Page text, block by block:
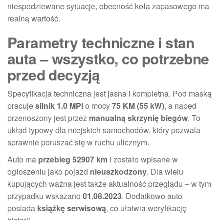
niespodziewane sytuacje, obecność koła zapasowego ma
realną wartość.
Parametry techniczne i stan
auta – wszystko, co potrzebne
przed decyzją
Specyfikacja techniczna jest jasna i kompletna. Pod maską
pracujesilnik 1.0 MPIo mocy75 KM (55 kW), a napęd
przenoszony jest przez manualną skrzynię biegów. To
układ typowy dla miejskich samochodów, który pozwala
sprawnie poruszać się w ruchu ulicznym.
Auto ma przebieg 52907 km i zostało wpisane w
ogłoszeniu jako pojazd nieuszkodzony. Dla wielu
kupujących ważna jest także aktualność przeglądu – w tym
przypadku wskazano 01.08.2023. Dodatkowo auto
posiada książkę serwisową, co ułatwia weryfikację